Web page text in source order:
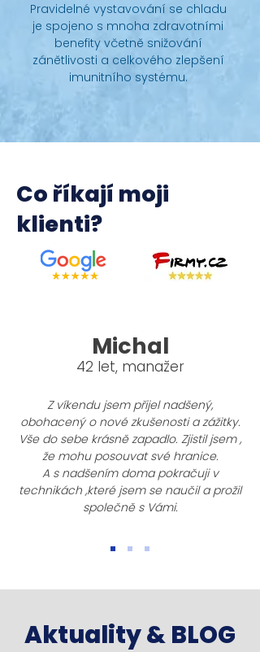
Pravidelné vystavování se chladu
je spojeno s mnoha zdravotními
benefity včetně snižování
zánětlivosti a celkového zlepšení
imunitního systému.
Co říkají moji
klienti?
Michal
42 let, manažer
Z víkendu jsem přijel nadšený,
obohacený o nové zkušenosti a zážitky.
Vše do sebe krásně zapadlo. Zjistil jsem ,
že mohu posouvat své hranice.
A s nadšením doma pokračuji v
technikách ,které jsem se naučil a prožil
společně s Vámi.
Aktuality & BLOG